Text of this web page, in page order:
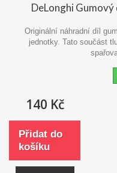
DeLonghi
Originální náhradní díl
jednotky. Tato součást
140 Kč
Přidat do
košíku